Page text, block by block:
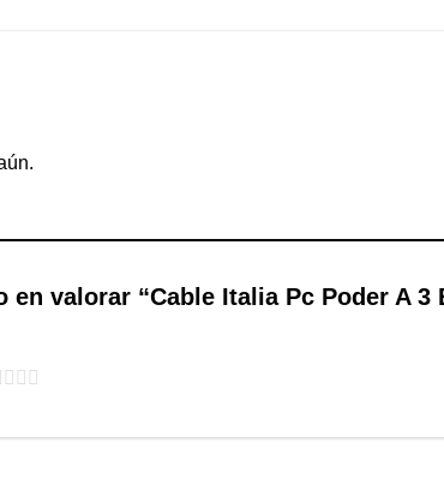
en valorar “Cable Italia Pc Poder A 3